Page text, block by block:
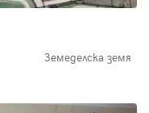
Земеделска земя